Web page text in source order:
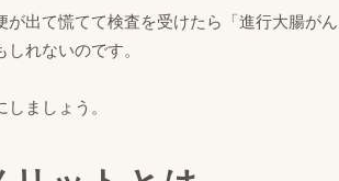
出て慌てて検査を受けたら「進行大腸がん
れないのです。
ましょう。